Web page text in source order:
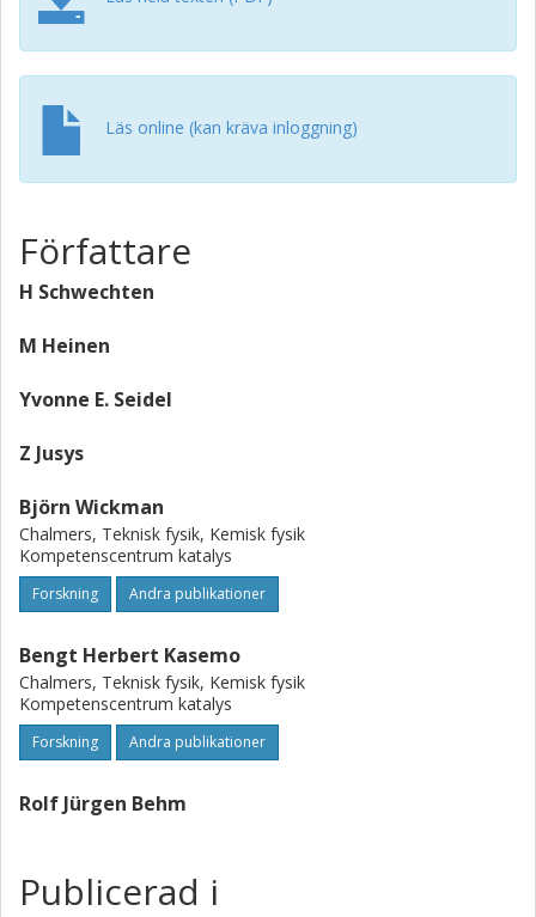
Läs online (kan kräva inloggning)
Författare
H Schwechten
M Heinen
Yvonne E. Seidel
Z Jusys
Björn Wickman
Chalmers, Teknisk fysik, Kemisk fysik
Kompetenscentrum katalys
Forskning Andra publikationer
Bengt Herbert Kasemo
Chalmers, Teknisk fysik, Kemisk fysik
Kompetenscentrum katalys
Forskning Andra publikationer
Rolf Jürgen Behm
Publicerad i